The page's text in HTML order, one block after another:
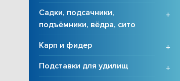
Садки, подсачники,
подъёмники, вёдра, сито
+
Карп и фидер
+
Подставки для удилищ
+